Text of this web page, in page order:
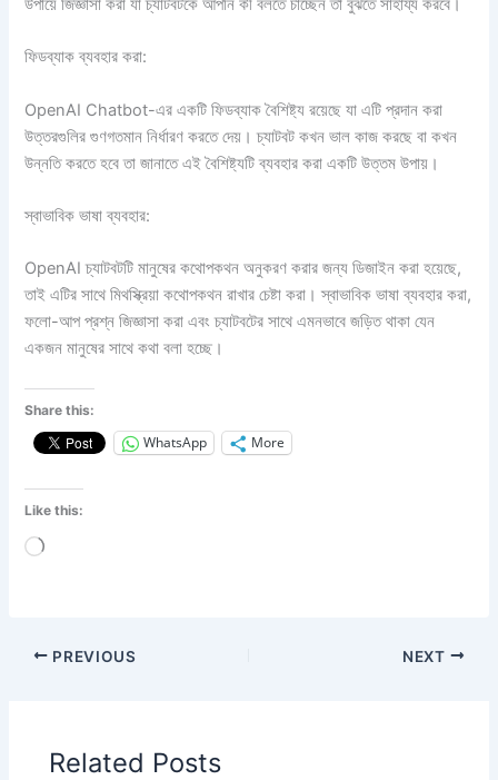
উপায়ে জিজ্ঞাসা করা যা চ্যাটবটকে আপনি কী বলতে চাচ্ছেন তা বুঝতে সাহায্য করবে।
ফিডব্যাক ব্যবহার করা:
OpenAI Chatbot-এর একটি ফিডব্যাক বৈশিষ্ট্য রয়েছে যা এটি প্রদান করা
উত্তরগুলির গুণগতমান নির্ধারণ করতে দেয়। চ্যাটবট কখন ভাল কাজ করছে বা কখন
উন্নতি করতে হবে তা জানাতে এই বৈশিষ্ট্যটি ব্যবহার করা একটি উত্তম উপায়।
স্বাভাবিক ভাষা ব্যবহার:
OpenAI চ্যাটবটটি মানুষের কথোপকথন অনুকরণ করার জন্য ডিজাইন করা হয়েছে,
তাই এটির সাথে মিথস্ক্রিয়া কথোপকথন রাখার চেষ্টা করা। স্বাভাবিক ভাষা ব্যবহার করা,
ফলো-আপ প্রশ্ন জিজ্ঞাসা করা এবং চ্যাটবটের সাথে এমনভাবে জড়িত থাকা যেন
একজন মানুষের সাথে কথা বলা হচ্ছে।
Share this:
WhatsApp More
Like this:
Loading…
PREVIOUS NEXT
Related Posts